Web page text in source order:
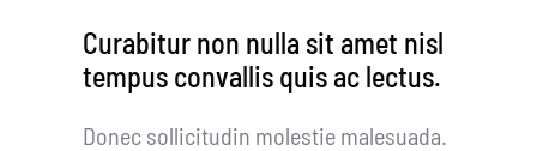
Curabitur non nulla sit amet nisl
tempus convallis quis ac lectus.
Donec sollicitudin molestie malesuada.